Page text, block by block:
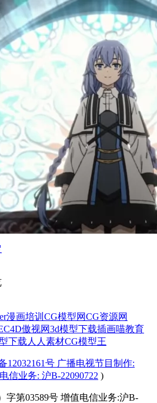
漫画培训 CG模型网CG资源网
C4D傲视网3d模型下载插画喵教育
下载 人人素材CG模型王
12032161号 广播电视节目制作:
信业务: 沪B-22090722 )
字第03589号 增值电信业务:沪B-